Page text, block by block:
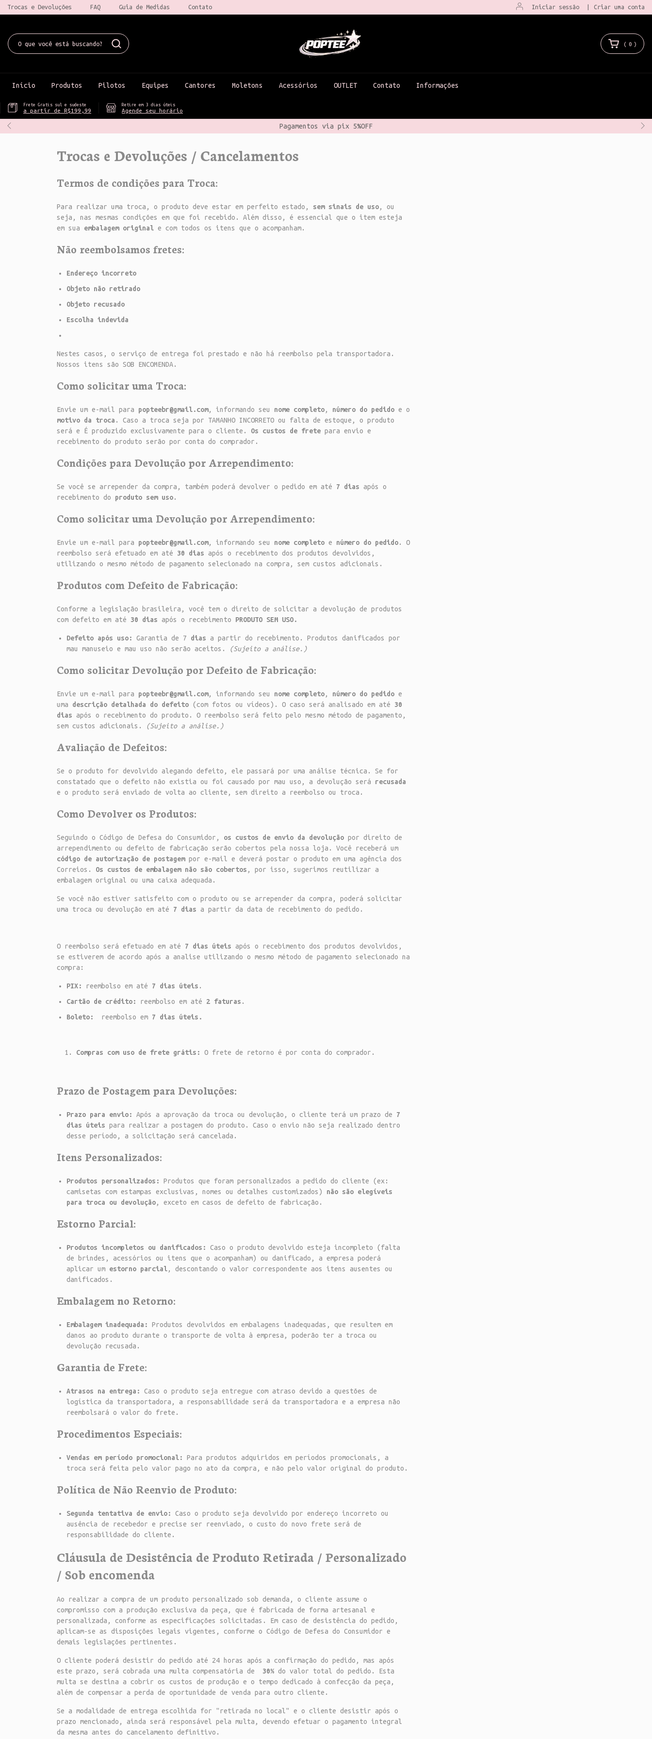
Trocas e Devoluções FAQ Guia de Medidas Contato Iniciar sessão Criar uma conta
Pagamentos via pix 5%OFF
( 0 )
Início Produtos Pilotos Equipes Cantores Moletons Acessórios OUTLET Contato Informações
Frete Gratis sul e sudeste
a partir de R$199,99
Retire em 3 dias úteis
Agende seu horário
Trocas e Devoluções / Cancelamentos
Termos de condições para Troca:
Para realizar uma troca, o produto deve estar em perfeito estado, sem sinais de uso, ou
seja, nas mesmas condições em que foi recebido. Além disso, é essencial que o item esteja
em sua embalagem original e com todos os itens que o acompanham.
Não reembolsamos fretes:
Endereço incorreto
Objeto não retirado
Objeto recusado
Escolha indevida
Nestes casos, o serviço de entrega foi prestado e não há reembolso pela transportadora.
Nossos itens são SOB ENCOMENDA.
Como solicitar uma Troca:
Envie um e-mail para popteebr@gmail.com, informando seu nome completo, número do pedido e o
motivo da troca . Caso a troca seja por TAMANHO INCORRETO ou falta de estoque, o produto
será e É produzido exclusivamente para o cliente. Os custos de frete para envio e
recebimento do produto serão por conta do comprador.
Condições para Devolução por Arrependimento:
Se você se arrepender da compra, também poderá devolver o pedido em até 7 dias após o
recebimento do produto sem uso.
Como solicitar uma Devolução por Arrependimento:
Envie um e-mail para popteebr@gmail.com, informando seu nome completo e número do pedido. O
reembolso será efetuado em até 30 dias após o recebimento dos produtos devolvidos,
utilizando o mesmo método de pagamento selecionado na compra, sem custos adicionais.
Produtos com Defeito de Fabricação:
Conforme a legislação brasileira, você tem o direito de solicitar a devolução de produtos
com defeito em até 30 dias após o recebimento PRODUTO SEM USO.
Defeito após uso: Garantia de 7 dias a partir do recebimento. Produtos danificados por
mau manuseio e mau uso não serão aceitos.
(Sujeito a análise.)
Como solicitar Devolução por Defeito de Fabricação:
Envie um e-mail para popteebr@gmail.com, informando seu nome completo, número do pedido e
uma descrição detalhada do defeito (com fotos ou vídeos). O caso será analisado em até 30
dias após o recebimento do produto. O reembolso será feito pelo mesmo método de pagamento,
sem custos adicionais.
(Sujeito a análise.)
Avaliação de Defeitos:
Se o produto for devolvido alegando defeito, ele passará por uma análise técnica. Se for
constatado que o defeito não existia ou foi causado por mau uso, a devolução será recusada
e o produto será enviado de volta ao cliente, sem direito a reembolso ou troca.
Como Devolver os Produtos:
Seguindo o Código de Defesa do Consumidor, os custos de envio da devolução por direito de
arrependimento ou defeito de fabricação serão cobertos pela nossa loja. Você receberá um
código de autorização de postagempor e-mail e deverá postar o produto em uma agência dos
Correios. Os custos de embalagem não são cobertos , por isso, sugerimos reutilizar a
embalagem original ou uma caixa adequada.
Se você não estiver satisfeito com o produto ou se arrepender da compra, poderá solicitar
uma troca ou devolução em até 7 dias a partir da data de recebimento do pedido.
O reembolso será efetuado em até 7 dias úteis após o recebimento dos produtos devolvidos,
se estiverem de acordo após a analise utilizando o mesmo método de pagamento selecionado na
compra:
PIX: reembolso em até 7 dias úteis .
Cartão de crédito:
reembolso em até 2 faturas .
Boleto:
reembolso em 7 dias úteis.
Compras com uso de frete grátis: O frete de retorno é por conta do comprador.
Prazo de Postagem para Devoluções:
Prazo para envio: Após a aprovação da troca ou devolução, o cliente terá um prazo de 7
dias úteis para realizar a postagem do produto. Caso o envio não seja realizado dentro
desse período, a solicitação será cancelada.
Itens Personalizados:
Produtos personalizados:
Produtos que foram personalizados a pedido do cliente (ex:
camisetas com estampas exclusivas, nomes ou detalhes customizados) não são elegíveis
para troca ou devolução, exceto em casos de defeito de fabricação.
Estorno Parcial:
Produtos incompletos ou danificados:
Caso o produto devolvido esteja incompleto (falta
de brindes, acessórios ou itens que o acompanham) ou danificado, a empresa poderá
aplicar um estorno parcial, descontando o valor correspondente aos itens ausentes ou
danificados.
Embalagem no Retorno:
Embalagem inadequada:
Produtos devolvidos em embalagens inadequadas, que resultem em
danos ao produto durante o transporte de volta à empresa, poderão ter a troca ou
devolução recusada.
Garantia de Frete:
Atrasos na entrega:
Caso o produto seja entregue com atraso devido a questões de
logística da transportadora, a responsabilidade será da transportadora e a empresa não
reembolsará o valor do frete.
Procedimentos Especiais:
Vendas em período promocional:
Para produtos adquiridos em períodos promocionais, a
troca será feita pelo valor pago no ato da compra, e não pelo valor original do produto.
Política de Não Reenvio de Produto:
Segunda tentativa de envio:
Caso o produto seja devolvido por endereço incorreto ou
ausência de recebedor e precise ser reenviado, o custo do novo frete será de
responsabilidade do cliente.
Cláusula de Desistência de Produto Retirada / Personalizado
/ Sob encomenda
Ao realizar a compra de um produto personalizado sob demanda, o cliente assume o
compromisso com a produção exclusiva da peça, que é fabricada de forma artesanal e
personalizada, conforme as especificações solicitadas. Em caso de desistência do pedido,
aplicam-se as disposições legais vigentes, conforme o Código de Defesa do Consumidor e
demais legislações pertinentes.
O cliente poderá desistir do pedido até 24 horas após a confirmação do pedido, mas após
este prazo, será cobrada uma multa compensatória de
30% do valor total do pedido. Esta
multa se destina a cobrir os custos de produção e o tempo dedicado à confecção da peça,
além de compensar a perda de oportunidade de venda para outro cliente.
Se a modalidade de entrega escolhida for "retirada no local" e o cliente desistir após o
prazo mencionado, ainda será responsável pela multa, devendo efetuar o pagamento integral
da mesma antes do cancelamento definitivo.